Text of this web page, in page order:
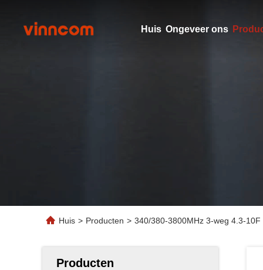
Huis Ongeveer ons
Huis > Producten > 340/380-3800MHz 3-weg 4.3-
Producten